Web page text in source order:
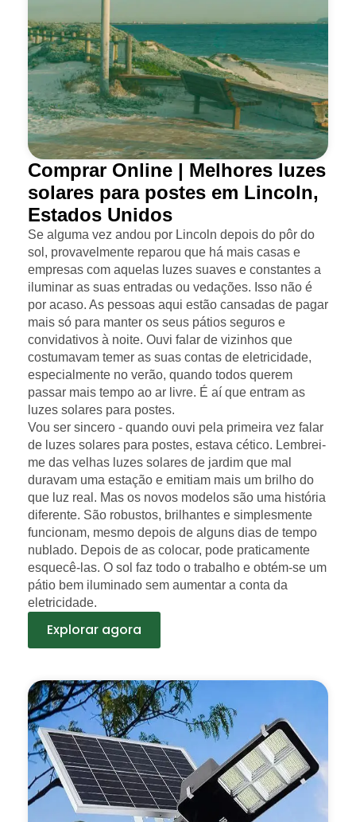
Comprar Online | Melhores luzes
solares para postes em Lincoln,
Estados Unidos
Se alguma vez andou por Lincoln depois do pôr do
sol, provavelmente reparou que há mais casas e
empresas com aquelas luzes suaves e constantes a
iluminar as suas entradas ou vedações. Isso não é
por acaso. As pessoas aqui estão cansadas de pagar
mais só para manter os seus pátios seguros e
convidativos à noite. Ouvi falar de vizinhos que
costumavam temer as suas contas de eletricidade,
especialmente no verão, quando todos querem
passar mais tempo ao ar livre. É aí que entram as
luzes solares para postes.
Vou ser sincero - quando ouvi pela primeira vez falar
de luzes solares para postes, estava cético. Lembrei-
me das velhas luzes solares de jardim que mal
duravam uma estação e emitiam mais um brilho do
que luz real. Mas os novos modelos são uma história
diferente. São robustos, brilhantes e simplesmente
funcionam, mesmo depois de alguns dias de tempo
nublado. Depois de as colocar, pode praticamente
esquecê-las. O sol faz todo o trabalho e obtém-se um
pátio bem iluminado sem aumentar a conta da
eletricidade.
Explorar agora